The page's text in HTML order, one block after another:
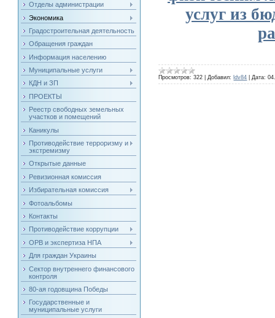
Отделы администрации
Экономика
Градостроительная деятельность
Обращения граждан
Информация населению
Муниципальные услуги
КДН и ЗП
ПРОЕКТЫ
Реестр свободных земельных
участков и помещений
Каникулы
Противодействие терроризму и
экстремизму
Открытые данные
Ревизионная комиссия
Избирательная комиссия
Фотоальбомы
Контакты
Противодействие коррупции
ОРВ и экспертиза НПА
Для граждан Украины
Сектор внутреннего финансового
контроля
80-ая годовщина Победы
Государственные и
муниципальные услуги
услуг из
Просмотров: 322 Добавил: ldv84 Дата: